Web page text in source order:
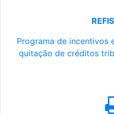
Programa de incentivos
quitação de créditos